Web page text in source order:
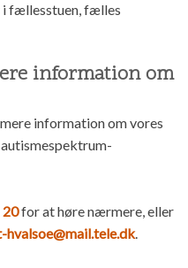
i fællesstuen, fælles
information om
information om vores
20for at høre nærmere, eller
hvalsoe@mail.tele.dk.​